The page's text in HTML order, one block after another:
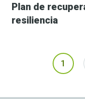
Plan de
resiliencia
Paginación
1